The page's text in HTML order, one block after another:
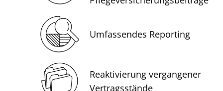
Umfassendes Reporting
Reaktivierung vergangener
Vertragsstände